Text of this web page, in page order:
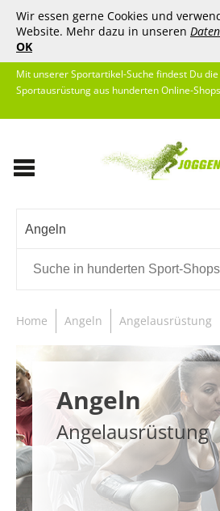
Wir essen gerne Cookies und
Website. Mehr dazu in unseren
OK
Mit unserer Sportartikel-Suche findest Du
Sportausrüstung aus hunderten Online-
Angeln
Home Angeln Angelausrüstung
Angeln
Angelausrüstung